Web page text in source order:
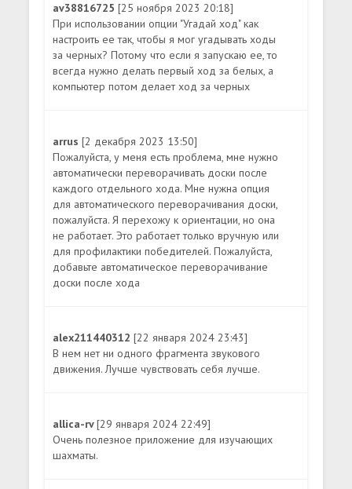
av38816725[25 ноября 2023 20:18]
При использовании опции "Угадай ход" как
настроить ее так, чтобы я мог угадывать ходы
за черных? Потому что если я запускаю ее, то
всегда нужно делать первый ход за белых, а
компьютер потом делает ход за черных
arrus[2 декабря 2023 13:50]
Пожалуйста, у меня есть проблема, мне нужно
автоматически переворачивать доски после
каждого отдельного хода. Мне нужна опция
для автоматического переворачивания доски,
пожалуйста. Я перехожу к ориентации, но она
не работает. Это работает только вручную или
для профилактики победителей. Пожалуйста,
добавьте автоматическое переворачивание
доски после хода
alex211440312[22 января 2024 23:43]
В нем нет ни одного фрагмента звукового
движения. Лучше чувствовать себя лучше.
allica-rv[29 января 2024 22:49]
Очень полезное приложение для изучающих
шахматы.